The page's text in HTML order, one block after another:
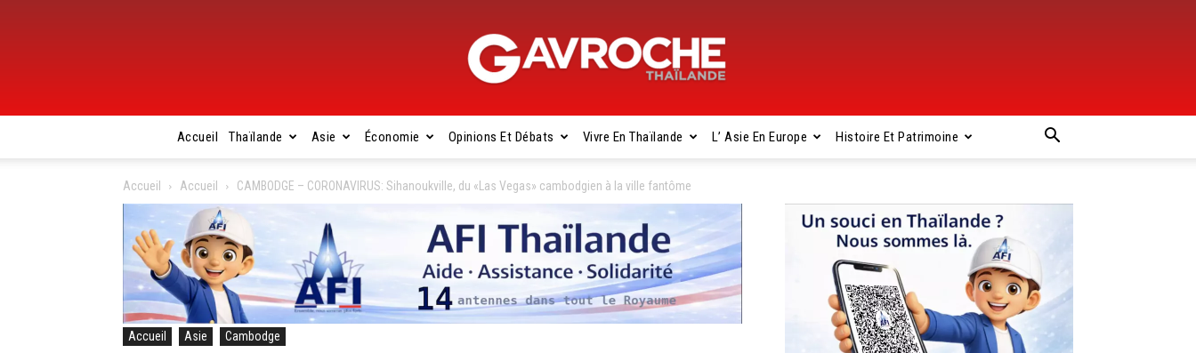
Gavroche
Thaïlande
Accueil Thaïlande Asie Économie Opinions Et Débats Vivre En Thaïlande L’ Asie En Europe Histoire Et Patrimoine
Accueil Accueil CAMBODGE – CORONAVIRUS: Sihanoukville, du «Las Vegas» cambodgien à la ville fantôme
Accueil Asie Cambodge